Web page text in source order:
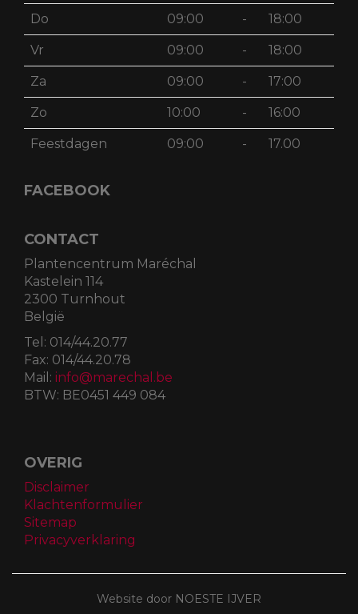
Do 09:00 - 18:00
Vr 09:00 - 18:00
Za 09:00 - 17:00
Zo 10:00 - 16:00
Feestdagen 09:00 - 17.00
FACEBOOK
CONTACT
Plantencentrum Maréchal
Kastelein 114
2300 Turnhout
België
Tel: 014/44.20.77
Fax: 014/44.20.78
Mail: info@marechal.be
BTW: BE0451 449 084
OVERIG
Disclaimer
Klachtenformulier
Sitemap
Privacyverklaring
Website door NOESTE IJVER